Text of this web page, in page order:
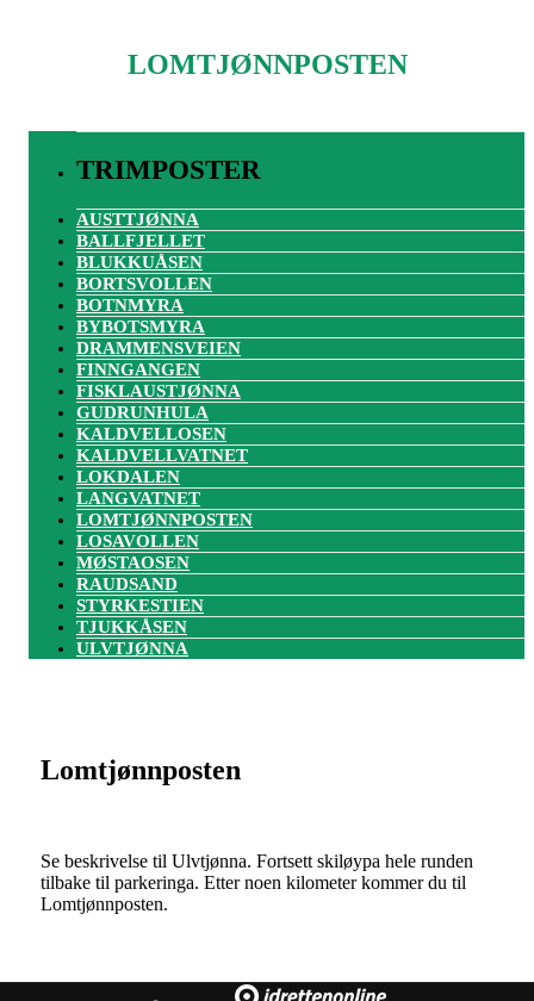
LOMTJØNNPOSTEN
TRIMPOSTER
AUSTTJØNNA
BALLFJELLET
BLUKKUÅSEN
BORTSVOLLEN
BOTNMYRA
BYBOTSMYRA
DRAMMENSVEIEN
FINNGANGEN
FISKLAUSTJØNNA
GUDRUNHULA
KALDVELLOSEN
KALDVELLVATNET
LOKDALEN
LANGVATNET
LOMTJØNNPOSTEN
LOSAVOLLEN
MØSTAOSEN
RAUDSAND
STYRKESTIEN
TJUKKÅSEN
ULVTJØNNA
Lomtjønnposten
Se beskrivelse til Ulvtjønna. Fortsett skiløypa hele runden
tilbake til parkeringa. Etter noen kilometer kommer du til
Lomtjønnposten.